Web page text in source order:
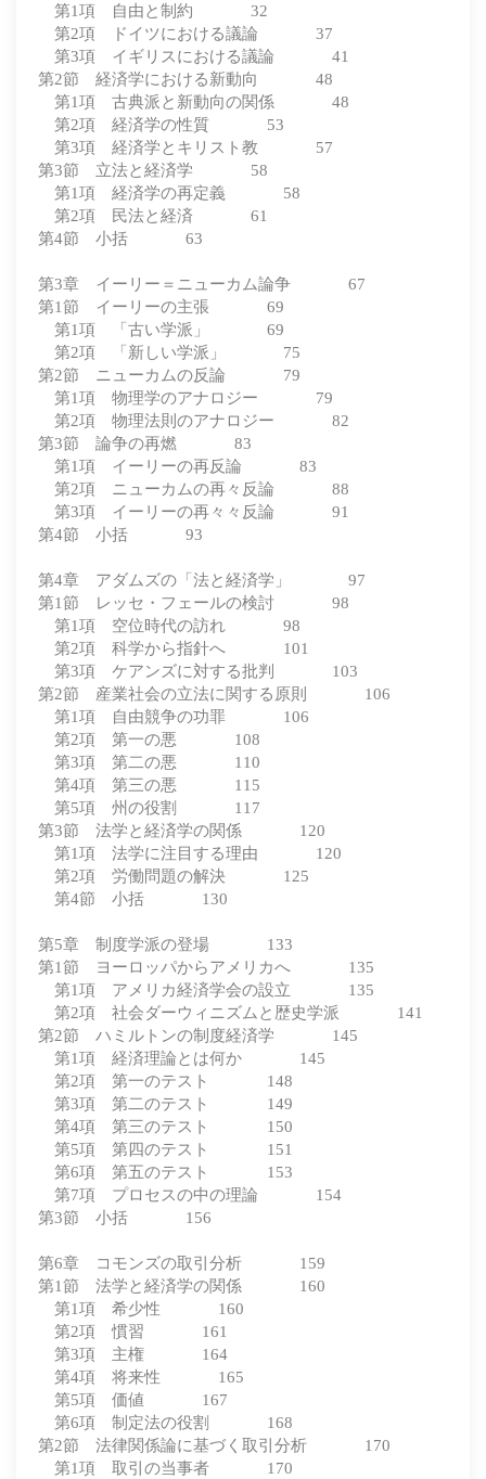
第1項 自由と制約 32
第2項 ドイツにおける議論 37
第3項 イギリスにおける議論 41
第2節 経済学における新動向 48
第1項 古典派と新動向の関係 48
第2項 経済学の性質 53
第3項 経済学とキリスト教 57
第3節 立法と経済学 58
第1項 経済学の再定義 58
第2項 民法と経済 61
第4節 小括 63
第3章 イーリー＝ニューカム論争 67
第1節 イーリーの主張 69
第1項 「古い学派」 69
第2項 「新しい学派」 75
第2節 ニューカムの反論 79
第1項 物理学のアナロジー 79
第2項 物理法則のアナロジー 82
第3節 論争の再燃 83
第1項 イーリーの再反論 83
第2項 ニューカムの再々反論 88
第3項 イーリーの再々々反論 91
第4節 小括 93
第4章 アダムズの「法と経済学」 97
第1節 レッセ・フェールの検討 98
第1項 空位時代の訪れ 98
第2項 科学から指針へ 101
第3項 ケアンズに対する批判 103
第2節 産業社会の立法に関する原則 106
第1項 自由競争の功罪 106
第2項 第一の悪 108
第3項 第二の悪 110
第4項 第三の悪 115
第5項 州の役割 117
第3節 法学と経済学の関係 120
第1項 法学に注目する理由 120
第2項 労働問題の解決 125
第4節 小括 130
第5章 制度学派の登場 133
第1節 ヨーロッパからアメリカへ 135
第1項 アメリカ経済学会の設立 135
第2項 社会ダーウィニズムと歴史学派 141
第2節 ハミルトンの制度経済学 145
第1項 経済理論とは何か 145
第2項 第一のテスト 148
第3項 第二のテスト 149
第4項 第三のテスト 150
第5項 第四のテスト 151
第6項 第五のテスト 153
第7項 プロセスの中の理論 154
第3節 小括 156
第6章 コモンズの取引分析 159
第1節 法学と経済学の関係 160
第1項 希少性 160
第2項 慣習 161
第3項 主権 164
第4項 将来性 165
第5項 価値 167
第6項 制定法の役割 168
第2節 法律関係論に基づく取引分析 170
第1項 取引の当事者 170